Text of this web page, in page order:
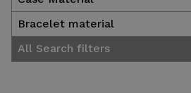
Bracelet material
All Search filters